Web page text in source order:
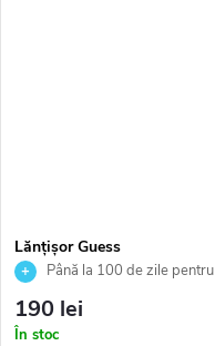
Lănțișor Guess
JUBN04080JWRHT
Până la 100 de zile pentru
returnarea bunurilor. Vânzător
autorizat
190 lei
În stoc